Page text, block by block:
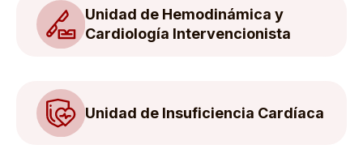
Unidad de Hemodinámica y
Cardiología Intervencionista
Unidad de Insuficiencia Cardíaca